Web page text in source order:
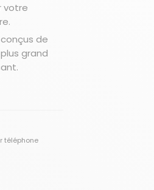
votre
de
grand
téléphone